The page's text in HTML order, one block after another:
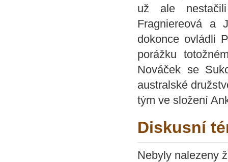
už ale
Fragniereová a
dokonce ovládli
porážku
Nováček se
australské
tým ve složení
Diskusní
Nebyly nalezeny